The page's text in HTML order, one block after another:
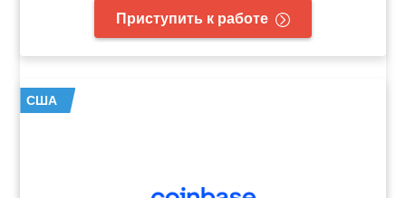
Приступить к работе
США